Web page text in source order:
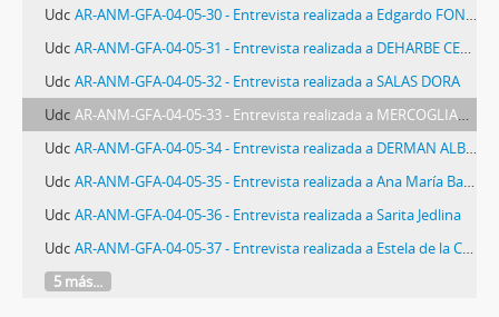
Udc AR-ANM-GFA-04-05-30 - Entrevista realizada a Edgardo FONTANA
Udc AR-ANM-GFA-04-05-31 - Entrevista realizada a DEHARBE CELIA y FONTANA SILVIA
Udc AR-ANM-GFA-04-05-32 - Entrevista realizada a SALAS DORA
Udc AR-ANM-GFA-04-05-33 - Entrevista realizada a MERCOGLIANO DANIEL
Udc AR-ANM-GFA-04-05-34 - Entrevista realizada a DERMAN ALBERTO
Udc AR-ANM-GFA-04-05-35 - Entrevista realizada a Ana María Barraza
Udc AR-ANM-GFA-04-05-36 - Entrevista realizada a Sarita Jedlina
Udc AR-ANM-GFA-04-05-37 - Entrevista realizada a Estela de la Cuadra
5 más...